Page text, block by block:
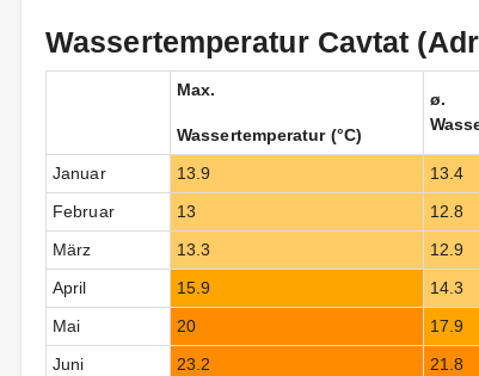
Wassertemperatur Cavtat
Max.
Wassertemperatur (°C)
ø.
Januar 13.9 13.4
Februar 13 12.8
März 13.3 12.9
April 15.9 14.3
Mai 20 17.9
Juni 23.2 21.8